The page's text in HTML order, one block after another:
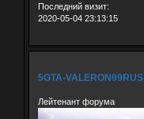
Последний визит:
2020-05-04 23:13:15
5GTA-VALERON99RUS
Лейтенант форума